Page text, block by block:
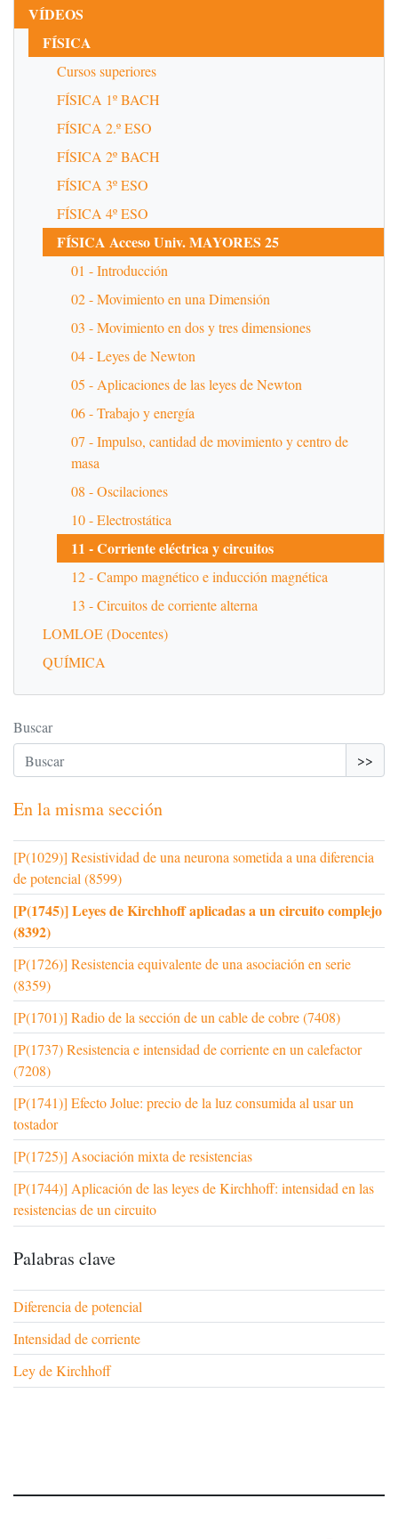
VÍDEOS
FÍSICA
Cursos superiores
FÍSICA 1º BACH
FÍSICA 2.º ESO
FÍSICA 2º BACH
FÍSICA 3º ESO
FÍSICA 4º ESO
FÍSICA Acceso Univ. MAYORES 25
01 - Introducción
02 - Movimiento en una Dimensión
03 - Movimiento en dos y tres dimensiones
04 - Leyes de Newton
05 - Aplicaciones de las leyes de Newton
06 - Trabajo y energía
07 - Impulso, cantidad de movimiento y centro de
masa
08 - Oscilaciones
10 - Electrostática
11 - Corriente eléctrica y circuitos
12 - Campo magnético e inducción magnética
13 - Circuitos de corriente alterna
LOMLOE (Docentes)
QUÍMICA
Buscar
>>
En la misma sección
[P(1029)] Resistividad de una neurona sometida a una diferencia
de potencial (8599)
[P(1745)] Leyes de Kirchhoff aplicadas a un circuito complejo
(8392)
[P(1726)] Resistencia equivalente de una asociación en serie
(8359)
[P(1701)] Radio de la sección de un cable de cobre (7408)
[P(1737) Resistencia e intensidad de corriente en un calefactor
(7208)
[P(1741)] Efecto Jolue: precio de la luz consumida al usar un
tostador
[P(1725)] Asociación mixta de resistencias
[P(1744)] Aplicación de las leyes de Kirchhoff: intensidad en las
resistencias de un circuito
Palabras clave
Diferencia de potencial
Intensidad de corriente
Ley de Kirchhoff